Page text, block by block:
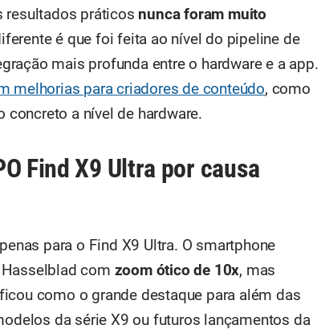
resultados práticos nunca foram muito
é que foi feita ao nível do pipeline de
mais profunda entre o hardware e a app.
melhorias para criadores de conteúdo, como
a nível de hardware.
Find X9 Ultra por causa
para o Find X9 Ultra. O smartphone
com zoom ótico de 10x, mas
como o grande destaque para além das
da série X9 ou futuros lançamentos da